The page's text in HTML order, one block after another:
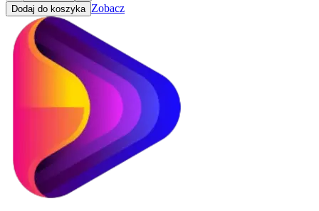
Dodaj do koszyka Zobacz